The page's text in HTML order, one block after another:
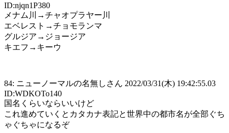
ID:njqn1P380
メナム川→チャオプラヤー川
エベレスト→チョモランマ
グルジア→ジョージア
キエフ→キーウ
84: ニューノーマルの名無しさん 2022/03/31(木) 19:42:55.03
ID:WDKOTo140
国名くらいならいいけど
これ進めていくとカタカナ表記と世界中の都市名が全部ぐち
ゃぐちゃになるぞ